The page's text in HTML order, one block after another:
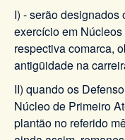
I) - serão
exercício em
respectiva comarca,
antigüidade na
II) quando os
Núcleo de Primeiro
plantão no referido